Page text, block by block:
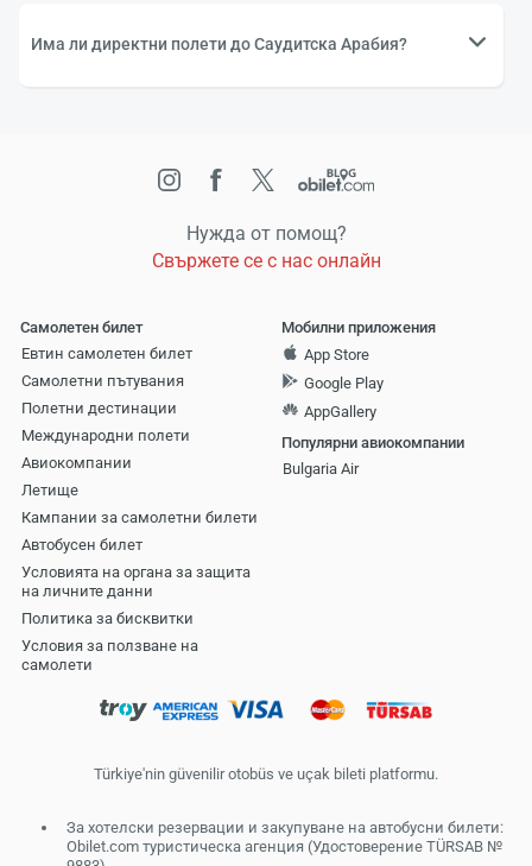
Има ли директни полети до Саудитска Арабия?
Нужда от помощ?
Свържете се с нас онлайн
Самолетен билет
Евтин самолетен билет
Самолетни пътувания
Полетни дестинации
Международни полети
Авиокомпании
Летище
Кампании за самолетни билети
Автобусен билет
Условията на органа за защита
на личните данни
Политика за бисквитки
Условия за ползване на
самолети
Мобилни приложения
App Store
Google Play
AppGallery
Популярни авиокомпании
Bulgaria Air
Türkiye'nin güvenilir otobüs ve uçak bileti platformu.
За хотелски резервации и закупуване на автобусни билети:
Obilet.com туристическа агенция (Удостоверение TÜRSAB №